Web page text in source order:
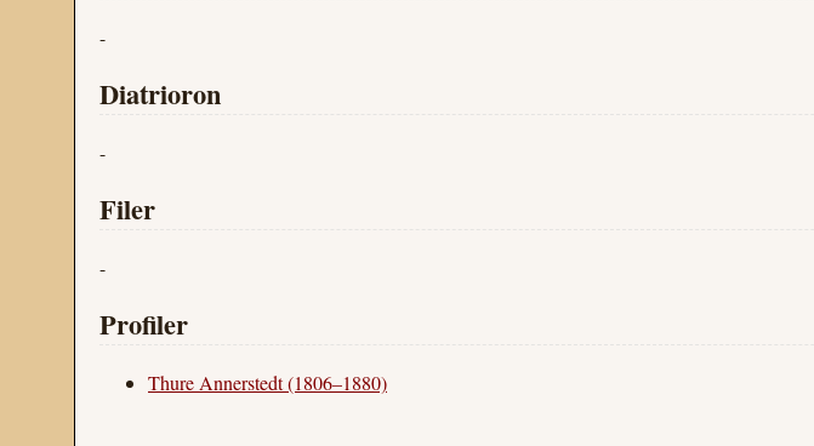
-
Diatrioron
-
Filer
-
Profiler
Thure Annerstedt (1806–1880)